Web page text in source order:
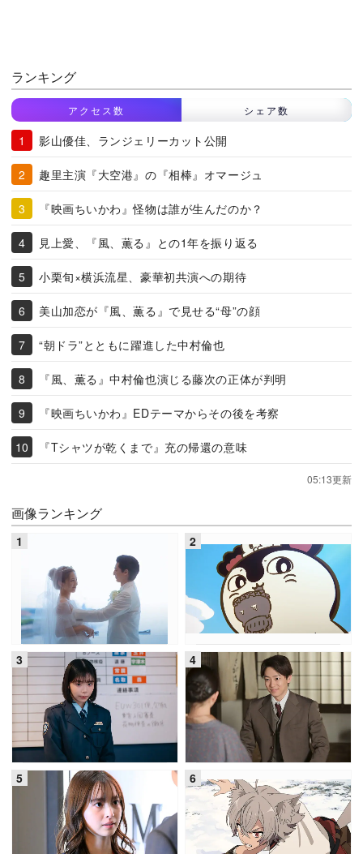
ランキング
アクセス数 シェア数
影山優佳、ランジェリーカット公開
趣里主演『大空港』の『相棒』オマージュ
『映画ちいかわ』怪物は誰が生んだのか？
見上愛、『風、薫る』との1年を振り返る
小栗旬×横浜流星、豪華初共演への期待
美山加恋が『風、薫る』で見せる“母”の顔
“朝ドラ”とともに躍進した中村倫也
『風、薫る』中村倫也演じる藤次の正体が判明
『映画ちいかわ』EDテーマからその後を考察
『Tシャツが乾くまで』充の帰還の意味
05:13更新
画像ランキング